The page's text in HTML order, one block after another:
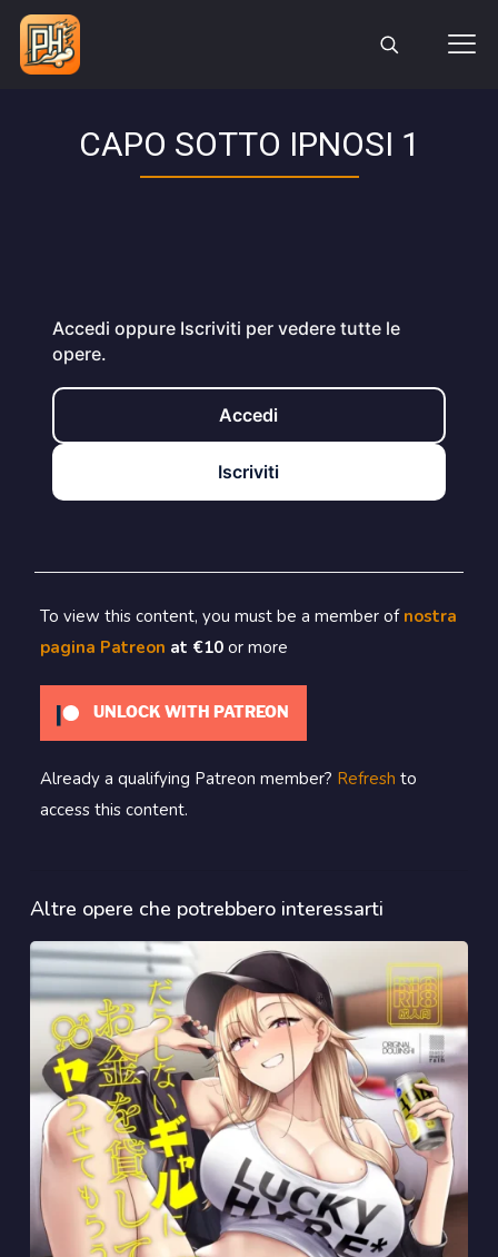
CAPO SOTTO IPNOSI 1
Accedi oppure Iscriviti per vedere tutte le
opere.
Accedi
Iscriviti
To view this content, you must be a member of nostra
pagina Patreon at €10 or more
UNLOCK WITH PATREON
Already a qualifying Patreon member? Refresh to
access this content.
Altre opere che potrebbero interessarti